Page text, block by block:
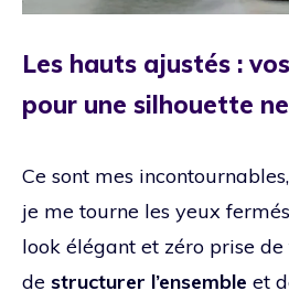
Les hauts ajustés :
pour une silhouette
Ce sont mes
je me tourne les yeux
look élégant et zéro prise
de structurer l’ensemble et